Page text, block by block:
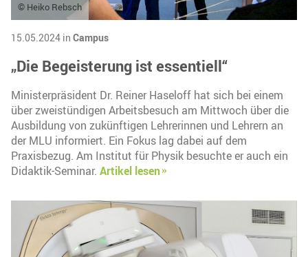
© Heiko Rebsch
15.05.2024 in Campus
„Die Begeisterung ist essentiell“
Ministerpräsident Dr. Reiner Haseloff hat sich bei einem
über zweistündigen Arbeitsbesuch am Mittwoch über die
Ausbildung von zukünftigen Lehrerinnen und Lehrern an
der MLU informiert. Ein Fokus lag dabei auf dem
Praxisbezug. Am Institut für Physik besuchte er auch ein
Didaktik-Seminar. Artikel lesen